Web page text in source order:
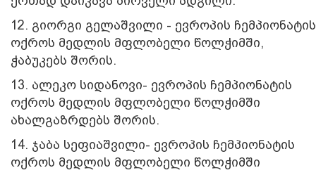
12. გიორგი გელაშვილი - ევროპის ჩემპიონატის
ოქროს მედლის მფლობელი წოლჭიმში,
ჭაბუკებს შორის.
13. ალეკო სიდანოვი- ევროპის ჩემპიონატის
ოქროს მედლის მფლობელი წოლჭიმში
ახალგაზრდებს შორის.
14. ჯაბა სეფიაშვილი- ევროპის ჩემპიონატის
ოქროს მედლის მფლობელი წოლჭიმში